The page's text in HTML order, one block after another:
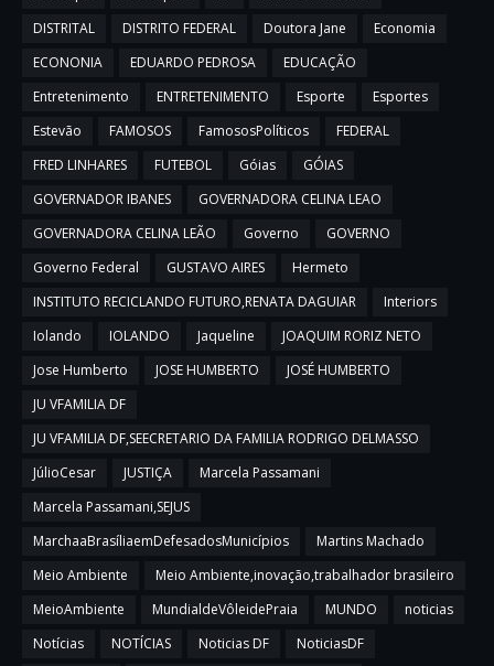
DISTRITAL
DISTRITO FEDERAL Doutora Jane
Economia
ECONONIA
EDUARDO PEDROSA
EDUCAÇÃO
Entretenimento
ENTRETENIMENTO Esporte
Esportes
Estevão
FAMOSOS FamososPolíticos
FEDERAL
FRED LINHARES
FUTEBOL Góias
GÓIAS
GOVERNADOR IBANES
GOVERNADORA CELINA LEAO
GOVERNADORA CELINA LEÃO
Governo
GOVERNO
Governo Federal
GUSTAVO AIRES
Hermeto
INSTITUTO RECICLANDO FUTURO,RENATA DAGUIAR
Interiors
Iolando
IOLANDO Jaqueline
JOAQUIM RORIZ NETO
Jose Humberto
JOSE HUMBERTO
JOSÉ HUMBERTO
JU VFAMILIA DF
JU VFAMILIA DF,SEECRETARIO DA FAMILIA RODRIGO DELMASSO
JúlioCesar
JUSTIÇA
Marcela Passamani
Marcela Passamani,SEJUS
MarchaaBrasíliaemDefesadosMunicípios
Martins Machado
Meio Ambiente
Meio Ambiente,inovação,trabalhador brasileiro
MeioAmbiente
MundialdeVôleidePraia MUNDO
noticias
Notícias
NOTÍCIAS Noticias DF
NoticiasDF